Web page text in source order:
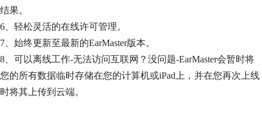
结果。
6、轻松灵活的在线许可管理。
7、始终更新至最新的EarMaster版本。
8、可以离线工作-无法访问互联网？没问题-EarMaster会暂时将
您的所有数据临时存储在您的计算机或iPad上，并在您再次上线
时将其上传到云端。